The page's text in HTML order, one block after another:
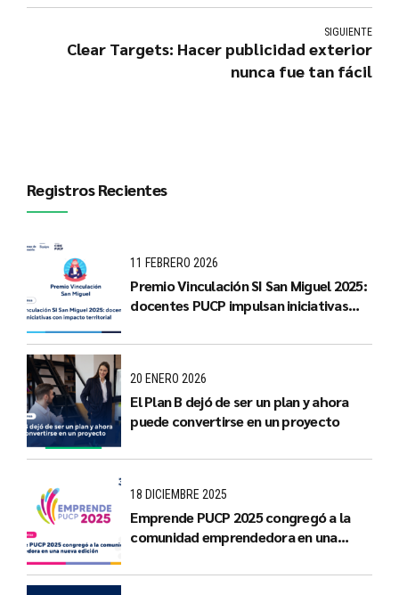
SIGUIENTE
Clear Targets: Hacer publicidad exterior
nunca fue tan fácil
Registros Recientes
11 FEBRERO 2026
Premio Vinculación SI San Miguel 2025:
docentes PUCP impulsan iniciativas
20 ENERO 2026
El Plan B dejó de ser un plan y ahora
puede convertirse en un proyecto
18 DICIEMBRE 2025
Emprende PUCP 2025 congregó a la
comunidad emprendedora en una